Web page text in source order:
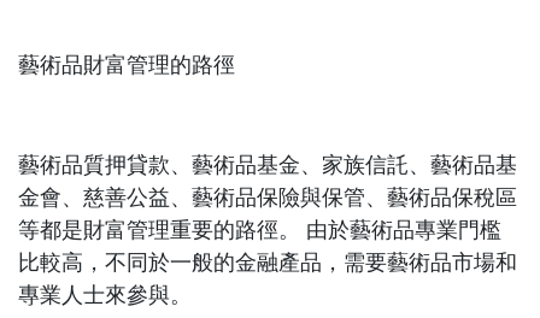
藝術品財富管理的路徑
藝術品質押貸款、藝術品基金、家族信託、藝術品基
金會、慈善公益、藝術品保險與保管、藝術品保稅區
等都是財富管理重要的路徑。 由於藝術品專業門檻
比較高，不同於一般的金融產品，需要藝術品市場和
專業人士來參與。